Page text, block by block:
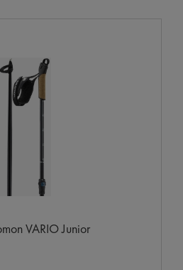
VARIO Junior